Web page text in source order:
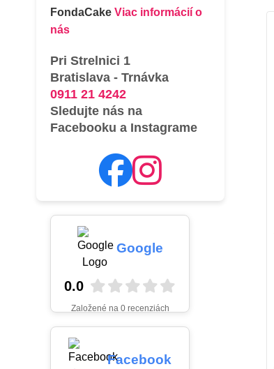
FondaCake Viac informácií o
nás
Pri Strelnici 1
Bratislava - Trnávka
0911 21 4242
Sledujte nás na
Facebooku a Instagrame
Google
0.0
Založené na 0 recenziách
Facebook